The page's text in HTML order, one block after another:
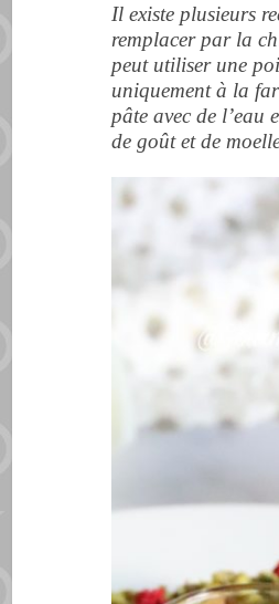
Il existe plusieurs
remplacer par la
peut utiliser une
uniquement à la
pâte avec de l’eau
de goût et de